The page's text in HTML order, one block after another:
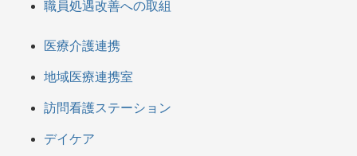
職員処遇改善への取組
医療介護連携
地域医療連携室
訪問看護ステーション
デイケア